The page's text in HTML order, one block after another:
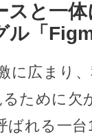
スと一
ル「
に広まり
ために欠
れる一